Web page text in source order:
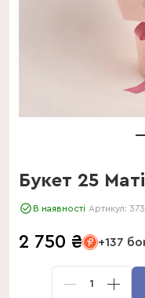
Букет 25
В наявності Артикул:
2 750 ₴ +137
1